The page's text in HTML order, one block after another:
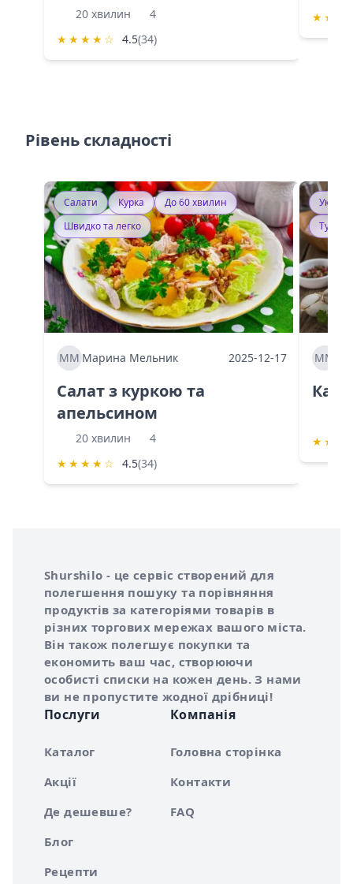
20 хвилин
4
★ ★ ★ ★ ☆ 4.5(34)
★ ★
Рівень складності
Салати Курка
До 60 хвилин
Швидко та легко
ММ Марина Мельник 2025-12-17
Салат з куркою та
апельсином
20 хвилин
4
★ ★ ★ ★ ☆ 4.5(34)
ММ
★ ★
Про сервіс Shurshilo
Shurshilo - це сервіс створений для
полегшення пошуку та порівняння
продуктів за категоріями товарів в
різних торгових мережах вашого міста.
Він також полегшує покупки та
економить ваш час, створюючи
особисті списки на кожен день. З нами
ви не пропустите жодної дрібниці!
Послуги
Каталог
Акції
Де дешевше?
Блог
Рецепти
Компанія
Головна сторінка
Контакти
FAQ